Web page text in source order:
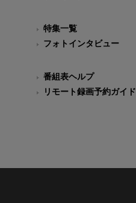
特集一覧
フォトインタビュー
番組表ヘルプ
リモート録画予約ガイド